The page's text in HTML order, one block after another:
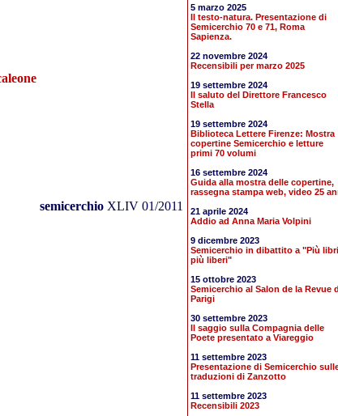
semicerchio XLIV 01/2011
5 marzo 2025
Il testo-natura. Presentazione di
Semicerchio 70 e 71, Roma
Sapienza.
22 novembre 2024
Recensibili per marzo 2025
19 settembre 2024
Il saluto del Direttore Francesco
Stella
19 settembre 2024
Biblioteca Lettere Firenze: Mostra
copertine Semicerchio e letture
primi 70 volumi
16 settembre 2024
Guida alla mostra delle copertine,
rassegna stampa web, video 25
21 aprile 2024
Addio ad Anna Maria Volpini
9 dicembre 2023
Semicerchio in dibattito a "Più libri
più liberi"
15 ottobre 2023
Semicerchio al Salon de la Revue
Parigi
30 settembre 2023
Il saggio sulla Compagnia delle
Poete presentato a Viareggio
11 settembre 2023
Presentazione di Semicerchio
traduzioni di Zanzotto
11 settembre 2023
Recensibili 2023